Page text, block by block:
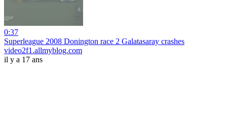
0:37
Superleague 2008 Donington race 2 Galatasaray crashes
video2f1.allmyblog.com
il y a 17 ans